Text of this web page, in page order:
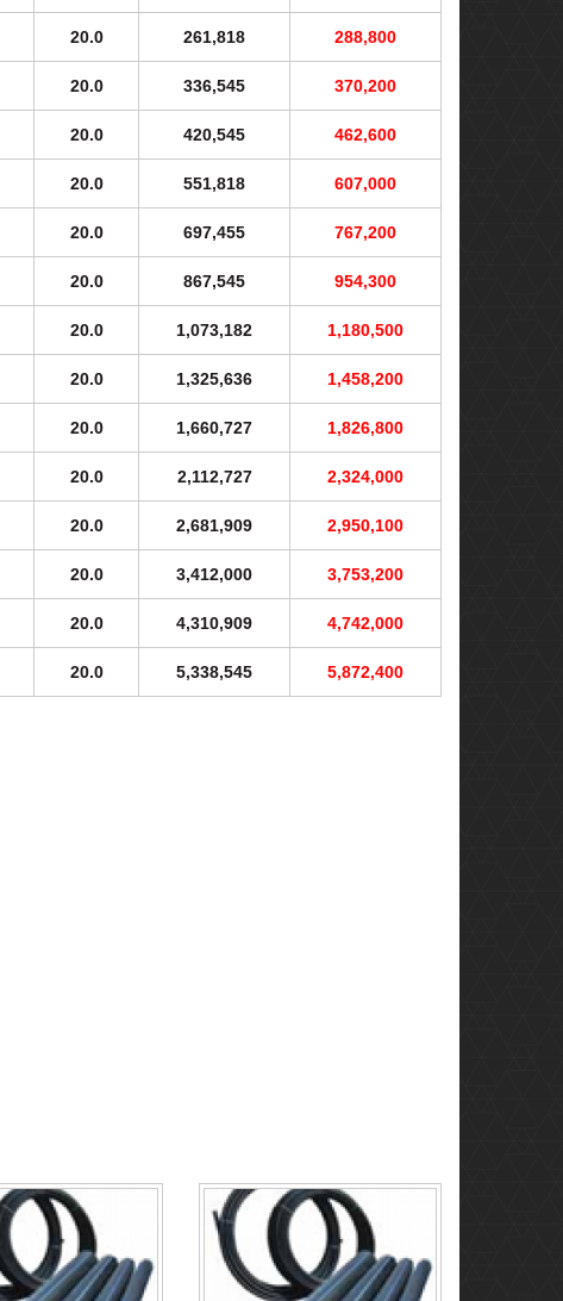
20.0 261,818 288,800
20.0 336,545 370,200
20.0 420,545 462,600
20.0 551,818 607,000
20.0 697,455 767,200
20.0 867,545 954,300
20.0 1,073,182 1,180,500
20.0 1,325,636 1,458,200
20.0 1,660,727 1,826,800
20.0 2,112,727 2,324,000
20.0 2,681,909 2,950,100
20.0 3,412,000 3,753,200
20.0 4,310,909 4,742,000
20.0 5,338,545 5,872,400